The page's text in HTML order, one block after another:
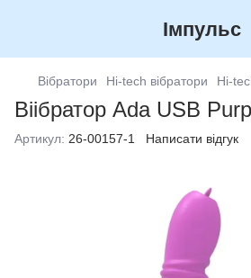
Імпульс
Вібратори Hi-tech вібратори Hi-
Віібратор Ada USB
Артикул: 26-00157-1 Написати відгук